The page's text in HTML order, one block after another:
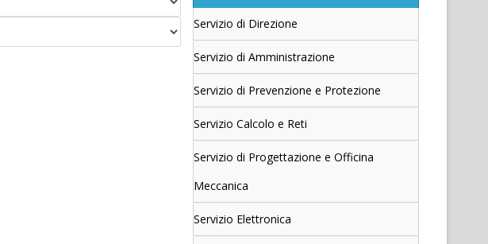
Servizio di Direzione
Servizio di Amministrazione
Servizio di Prevenzione e Protezione
Servizio Calcolo e Reti
Servizio di Progettazione e Officina
Meccanica
Servizio Elettronica